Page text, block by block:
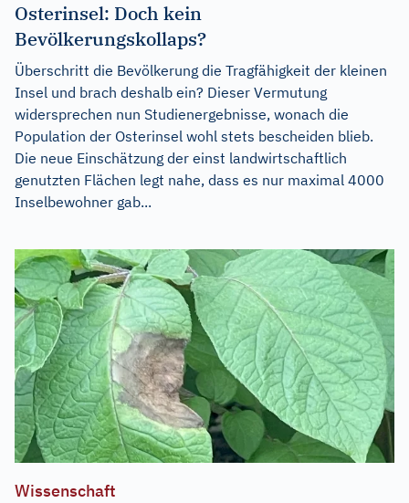
Osterinsel: Doch kein
Bevölkerungskollaps?
Überschritt die Bevölkerung die Tragfähigkeit der kleinen
Insel und brach deshalb ein? Dieser Vermutung
widersprechen nun Studienergebnisse, wonach die
Population der Osterinsel wohl stets bescheiden blieb.
Die neue Einschätzung der einst landwirtschaftlich
genutzten Flächen legt nahe, dass es nur maximal 4000
Inselbewohner gab...
Wissenschaft